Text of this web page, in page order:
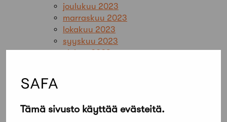
Tämä sivusto käyttää evästeitä.
joulukuu 2023
marraskuu 2023
lokakuu 2023
syyskuu 2023
elokuu 2023
helmikuu 2023